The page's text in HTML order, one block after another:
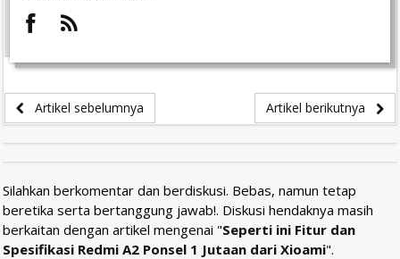
Artikel sebelumnya Artikel berikutnya
Silahkan berkomentar dan berdiskusi. Bebas, namun tetap
beretika serta bertanggung jawab!. Diskusi hendaknya masih
berkaitan dengan artikel mengenai "Seperti ini Fitur dan
Spesifikasi Redmi A2 Ponsel 1 Jutaan dari Xioami".